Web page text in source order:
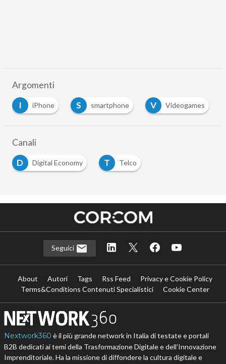
Argomenti
I
iPhone S smartphone V Videogames
Canali
D
Digital Economy T Telco
Seguici
About Autori Tags Rss Feed
Privacy e Cookie Policy
Terms&Conditions Contenuti Specialistici
Cookie Center
Nextwork360 è il più grande network in Italia di testate e portali
B2B dedicati ai temi della Trasformazione Digitale e dell’Innovazione
Imprenditoriale. Ha la missione di diffondere la cultura digitale e